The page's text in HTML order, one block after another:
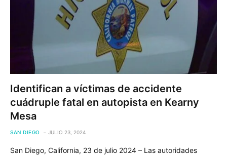
Identifican a víctimas de accidente
cuádruple fatal en autopista en Kearny
Mesa
SAN DIEGO JULIO 23, 2024
San Diego, California, 23 de julio 2024 – Las autoridades